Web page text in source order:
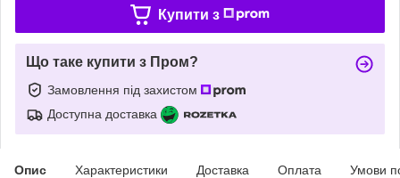
Купити з
Що таке купити з Пром?
Замовлення під захистом
Доступна доставка
Опис Характеристики Доставка Оплата Умови